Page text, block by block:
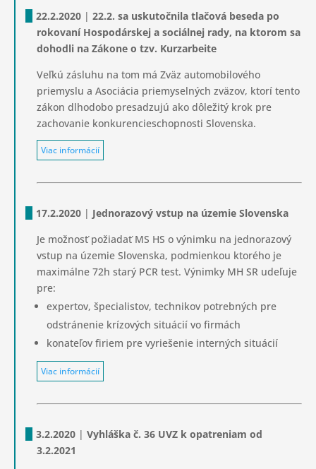
22.2.2020 | 22.2. sa uskutočnila tlačová beseda po
rokovaní Hospodárskej a sociálnej rady, na ktorom sa
dohodli na Zákone o tzv. Kurzarbeite
Veľkú zásluhu na tom má Zväz automobilového
priemyslu a Asociácia priemyselných zväzov, ktorí tento
zákon dlhodobo presadzujú ako dôležitý krok pre
zachovanie konkurencieschopnosti Slovenska.
Viac informácií
17.2.2020 | Jednorazový vstup na územie Slovenska
Je možnosť požiadať MS HS o výnimku na jednorazový
vstup na územie Slovenska, podmienkou ktorého je
maximálne 72h starý PCR test. Výnimky MH SR udeľuje
pre:
expertov, špecialistov, technikov potrebných pre
odstránenie krízových situácií vo firmách
konateľov firiem pre vyriešenie interných situácií
Viac informácií
3.2.2020 | Vyhláška č. 36 UVZ k opatreniam od
3.2.2021